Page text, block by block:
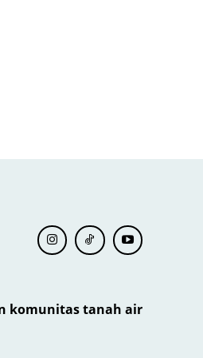
komunitas tanah air